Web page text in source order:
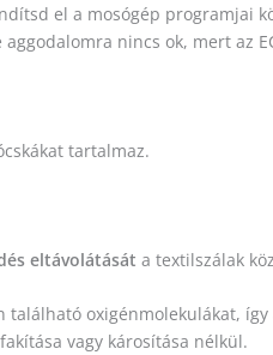
el a mosógép
nincs ok, mert az
tartalmaz.
eltávolátását a textilszálak
található oxigénmolekulákat,
vagy károsítása nélkül.